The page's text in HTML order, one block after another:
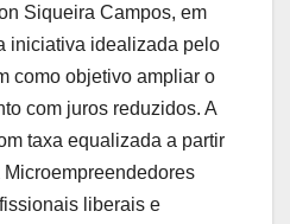
Siqueira Campos, em
iniciativa idealizada pelo
como objetivo ampliar o
com juros reduzidos. A
taxa equalizada a partir
liberais e